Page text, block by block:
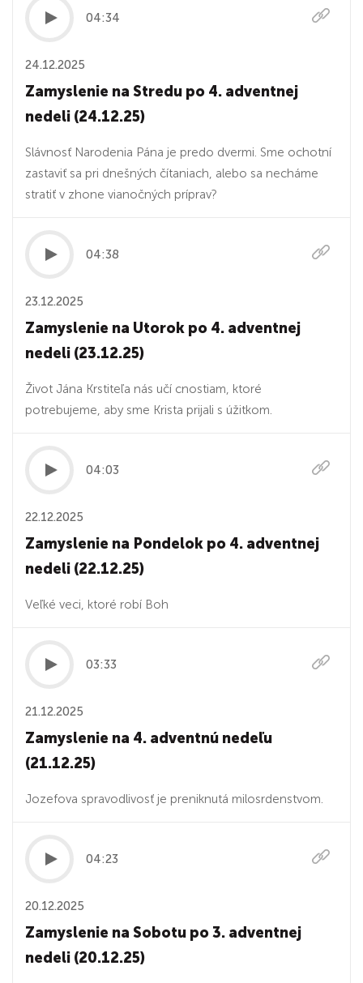
04:34
24.12.2025
Zamyslenie na Stredu po 4. adventnej
nedeli (24.12.25)
Slávnosť Narodenia Pána je predo dvermi. Sme ochotní
zastaviť sa pri dnešných čítaniach, alebo sa necháme
stratiť v zhone vianočných príprav?
04:38
23.12.2025
Zamyslenie na Utorok po 4. adventnej
nedeli (23.12.25)
Život Jána Krstiteľa nás učí cnostiam, ktoré
potrebujeme, aby sme Krista prijali s úžitkom.
04:03
22.12.2025
Zamyslenie na Pondelok po 4. adventnej
nedeli (22.12.25)
Veľké veci, ktoré robí Boh
03:33
21.12.2025
Zamyslenie na 4. adventnú nedeľu
(21.12.25)
Jozefova spravodlivosť je preniknutá milosrdenstvom.
04:23
20.12.2025
Zamyslenie na Sobotu po 3. adventnej
nedeli (20.12.25)